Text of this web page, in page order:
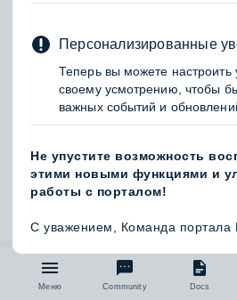
0 отзывов
Страна:
Россия
Общее описание
АО «Взрывгеосервис» -
высокотехнологичная
ООО «НКМЗ-Групп» (ранее ООО
машиностроительный завод»),
Меню Community Docs
Персонализированные
Теперь вы можете
своему усмотрению, чтобы
важных событий и
Не упустите возможность
этими новыми функциями и
работы с порталом!
С уважением, Команда
доступ
Поиск
НАПИСАТЬ
ОТЗЫВ
ОФОРМИТЕ
ЗАПРОС
ПРОЙДИТЕ
РЕГИСТРАЦИЮ
ПРЕДЛОЖИТЬ
СТАНДАРТ
ПОДАТЬ
ЗАЯВКУ
НАПИСАТЬ
ОТЗЫВ
Задайте
Войдите
Станьте
участником
Пройдите